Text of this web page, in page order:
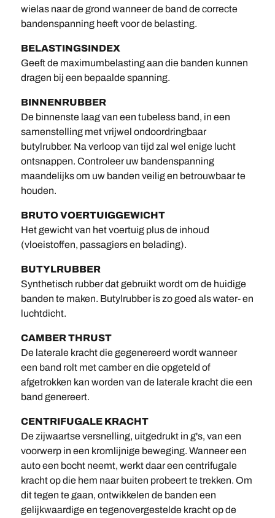
wielas naar de grond wanneer de band de correcte
bandenspanning heeft voor de belasting.
BELASTINGSINDEX
Geeft de maximumbelasting aan die banden kunnen
dragen bij een bepaalde spanning.
BINNENRUBBER
De binnenste laag van een tubeless band, in een
samenstelling met vrijwel ondoordringbaar
butylrubber. Na verloop van tijd zal wel enige lucht
ontsnappen. Controleer uw bandenspanning
maandelijks om uw banden veilig en betrouwbaar te
houden.
BRUTO VOERTUIGGEWICHT
Het gewicht van het voertuig plus de inhoud
(vloeistoffen, passagiers en belading).
BUTYLRUBBER
Synthetisch rubber dat gebruikt wordt om de huidige
banden te maken. Butylrubber is zo goed als water- en
luchtdicht.
CAMBER THRUST
De laterale kracht die gegenereerd wordt wanneer
een band rolt met camber en die opgeteld of
afgetrokken kan worden van de laterale kracht die een
band genereert.
CENTRIFUGALE KRACHT
De zijwaartse versnelling, uitgedrukt in g's, van een
voorwerp in een kromlijnige beweging. Wanneer een
auto een bocht neemt, werkt daar een centrifugale
kracht op die hem naar buiten probeert te trekken. Om
dit tegen te gaan, ontwikkelen de banden een
gelijkwaardige en tegenovergestelde kracht op de